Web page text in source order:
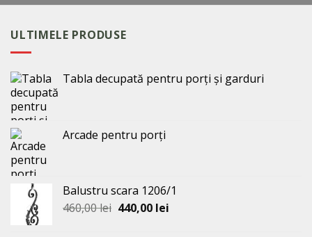
ULTIMELE PRODUSE
Tabla decupată pentru porți și garduri
Arcade pentru porți
Balustru scara 1206/1
460,00lei Prețul
440,00 leiPrețul